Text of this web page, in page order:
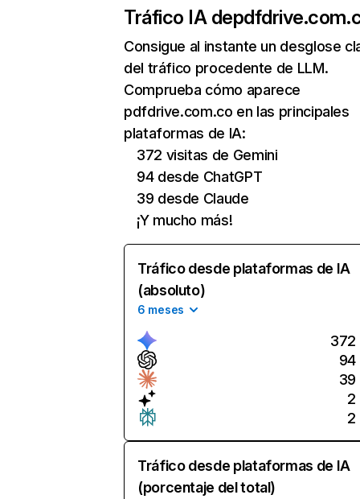
Tráfico IA de
Consigue al instante un desglose
del tráfico procedente de LLM.
Comprueba cómo aparece
pdfdrive.com.co en las principales
plataformas de IA:
372 visitas de Gemini
94 desde ChatGPT
39 desde Claude
¡Y mucho más!
Tráfico desde plataformas de IA
(absoluto)
6 meses
372
94
39
2
2
Tráfico desde plataformas de IA
(porcentaje del total)